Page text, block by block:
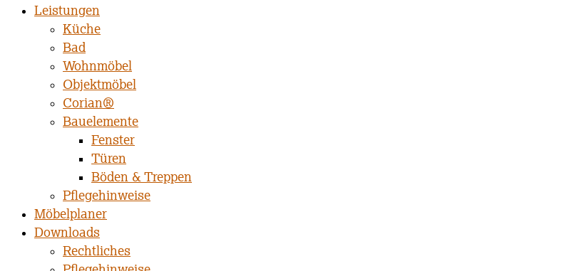
Leistungen
Küche
Bad
Wohnmöbel
Objektmöbel
Corian®
Bauelemente
Fenster
Türen
Böden & Treppen
Pflegehinweise
Möbelplaner
Downloads
Rechtliches